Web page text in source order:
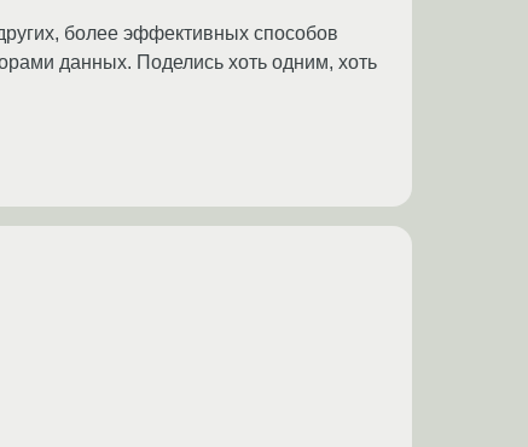
более эффективных способов
данных. Поделись хоть одним, хоть